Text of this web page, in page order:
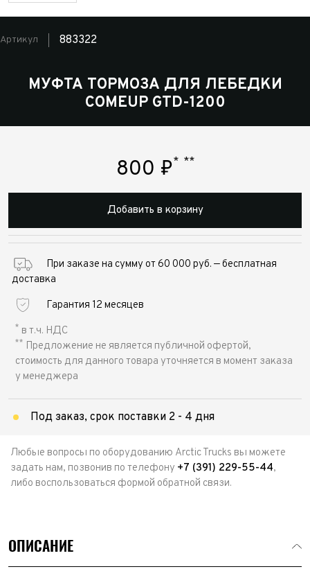
Артикул 883322
МУФТА ТОРМОЗА ДЛЯ ЛЕБЕДКИ
COMEUP GTD-1200
800 ₽* **
Добавить в корзину
При заказе на сумму от 60 000 руб. — бесплатная
доставка
Гарантия 12 месяцев
* в т.ч. НДС
** Предложение не является публичной офертой,
стоимость для данного товара уточняется в момент заказа
у менеджера
Под заказ, срок поставки 2 - 4 дня
Любые вопросы по оборудованию Arctic Trucks вы можете
задать нам, позвонив по телефону +7 (391) 229-55-44,
либо воспользоваться формой обратной связи.
ОПИСАНИЕ